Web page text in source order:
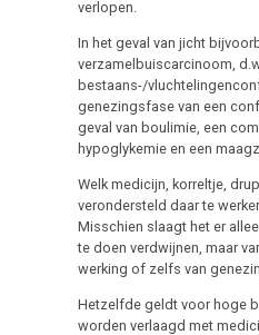
verlopen.
In het geval van jicht
verzamelbuiscarcinoom,
bestaans-/
genezingsfase van een
geval van boulimie, een
hypoglykemie en een
Welk medicijn, korreltje,
verondersteld daar te
Misschien slaagt het er
te doen verdwijnen, maar
werking of zelfs van
Hetzelfde geldt voor hoge
worden verlaagd met